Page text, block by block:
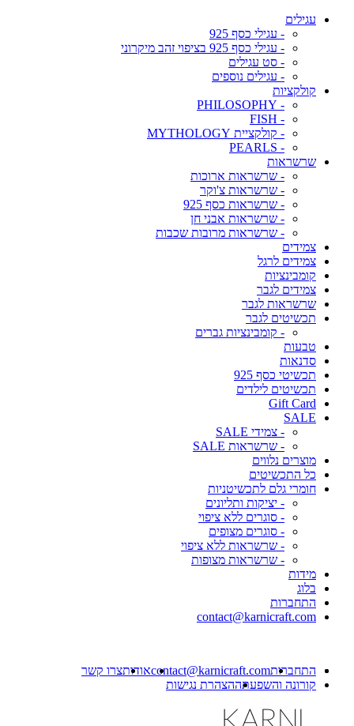
עגילים
- עגילי כסף 925
- עגילי כסף 925 בציפוי זהב מיקרוני
- סט עגילים
- עגילים נוספים
קולקציות
- PHILOSOPHY
- FISH
- קולקציית MYTHOLOGY
- PEARLS
שרשראות
- שרשראות ארוכות
- שרשראות צ'וקר
- שרשראות כסף 925
- שרשראות אבני חן
- שרשראות מרובות שכבות
צמידים
צמידים לרגל
קומבינציות
צמידים לגבר
שרשראות לגבר
תכשיטים לגבר
- קומבינציות גברים
טבעות
סדנאות
תכשיטי כסף 925
תכשיטים לילדים
Gift Card
SALE
- צמידי SALE
- שרשראות SALE
מוצרים נלווים
כל התכשיטים
חומרי גלם לתכשיטניות
- יציקות ותליונים
- סוגרים ללא ציפוי
- סוגרים מצופים
- שרשראות ללא ציפוי
- שרשראות מצופות
מידות
בלוג
התחברות
contact@karnicraft.com
התחברותcontact@karnicraft.comאודותצרו קשר
קורונה והשפעתההצהרת נגישות